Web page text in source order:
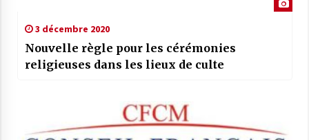
3 décembre 2020
Nouvelle règle pour les cérémonies
religieuses dans les lieux de culte